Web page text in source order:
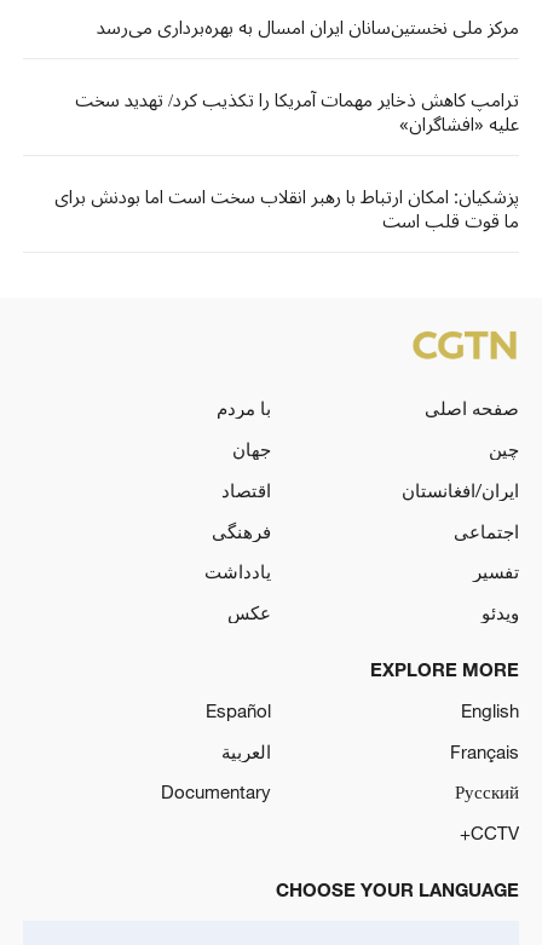
مرکز ملی نخستین‌سانان ایران امسال به بهره‌برداری می‌رسد
ترامپ کاهش ذخایر مهمات آمریکا را تکذیب کرد/ تهدید سخت
علیه «افشاگران»
پزشکیان: امکان ارتباط با رهبر انقلاب سخت است اما بودنش برای
ما قوت قلب است
صفحه اصلی
با مردم
چین
جهان
ایران/افغانستان
اقتصاد
اجتماعی
فرهنگی
تفسیر
یادداشت
ویدئو
عکس
EXPLORE MORE
English
Español
Français
العربية
Русский
Documentary
CCTV+
CHOOSE YOUR LANGUAGE